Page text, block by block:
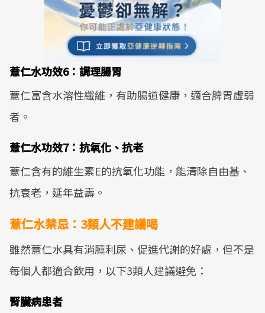
薏仁水功效6：調理腸胃
薏仁富含水溶性纖維，有助腸道健康，適合脾胃虛弱
者。
薏仁水功效7：抗氧化、抗老
薏仁含有的維生素E的抗氧化功能，能清除自由基、
抗衰老，延年益壽。
薏仁水禁忌：3類人不建議喝
雖然薏仁水具有消腫利尿、促進代謝的好處，但不是
每個人都適合飲用，以下3類人建議避免：
腎臟病患者